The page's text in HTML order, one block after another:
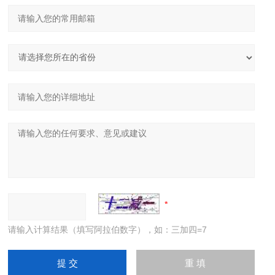
请输入计算结果（填写阿拉伯数字），如：三加四=7